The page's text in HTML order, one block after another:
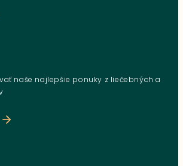
naše najlepšie ponuky z liečebných a